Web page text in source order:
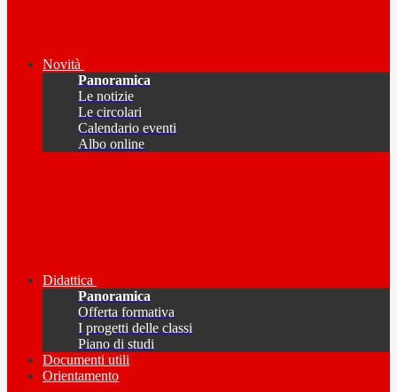
Novità
Panoramica
Le notizie
Le circolari
Calendario eventi
Albo online
Didattica
Panoramica
Offerta formativa
I progetti delle classi
Piano di studi
Documenti utili
Orientamento